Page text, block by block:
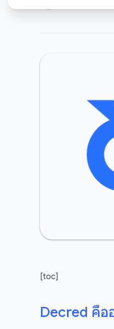
[toc]
Decred คือ